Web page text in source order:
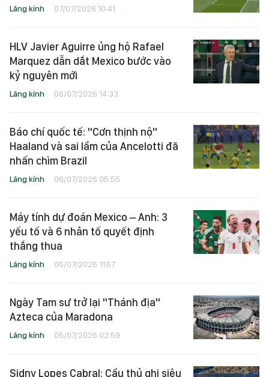
Lăng kính 07/07/2026 10:41
HLV Javier Aguirre ủng hộ Rafael
Marquez dẫn dắt Mexico bước vào
kỷ nguyên mới
Lăng kính 06/07/2026 14:33
Báo chí quốc tế: "Cơn thịnh nộ"
Haaland và sai lầm của Ancelotti đã
nhấn chìm Brazil
Lăng kính 06/07/2026 05:55
Máy tính dự đoán Mexico – Anh: 3
yếu tố và 6 nhân tố quyết định
thắng thua
Lăng kính 05/07/2026 11:57
Ngày Tam sư trở lại "Thánh địa"
Azteca của Maradona
Lăng kính 05/07/2026 02:59
Sidny Lopes Cabral: Cầu thủ ghi siêu